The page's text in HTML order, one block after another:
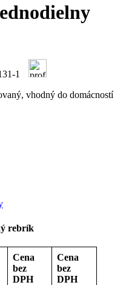
1
vhodný do domácností
rebrík
Cena
bez
DPH
Cena
bez
DPH